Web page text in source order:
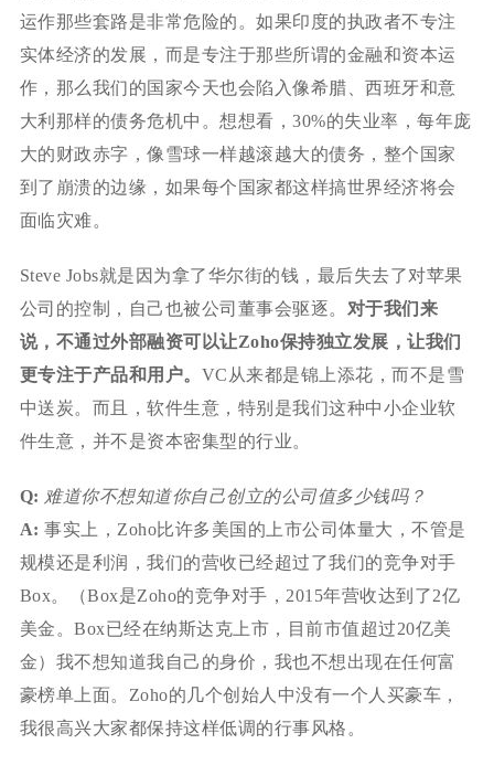
运作那些套路是非常危险的。如果印度的执政者不专注
实体经济的发展，而是专注于那些所谓的金融和资本运
作，那么我们的国家今天也会陷入像希腊、西班牙和意
大利那样的债务危机中。想想看，30%的失业率，每年庞
大的财政赤字，像雪球一样越滚越大的债务，整个国家
到了崩溃的边缘，如果每个国家都这样搞世界经济将会
面临灾难。
Steve Jobs就是因为拿了华尔街的钱，最后失去了对苹果
公司的控制，自己也被公司董事会驱逐。 对于我们来
说，不通过外部融资可以让Zoho保持独立发展，让我们
更专注于产品和用户。 VC从来都是锦上添花，而不是雪
中送炭。而且，软件生意，特别是我们这种中小企业软
件生意，并不是资本密集型的行业。
Q: 难道你不想知道你自己创立的公司值多少钱吗？
A: 事实上，Zoho比许多美国的上市公司体量大，不管是
规模还是利润，我们的营收已经超过了我们的竞争对手
Box。（Box是Zoho的竞争对手，2015年营收达到了2亿
美金。Box已经在纳斯达克上市，目前市值超过20亿美
金）我不想知道我自己的身价，我也不想出现在任何富
豪榜单上面。Zoho的几个创始人中没有一个人买豪车，
我很高兴大家都保持这样低调的行事风格。